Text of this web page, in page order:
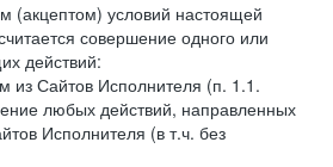
(акцептом) условий настоящей
совершение одного или
действий:
из Сайтов Исполнителя (п. 1.1.
любых действий, направленных
Исполнителя (в т.ч. без